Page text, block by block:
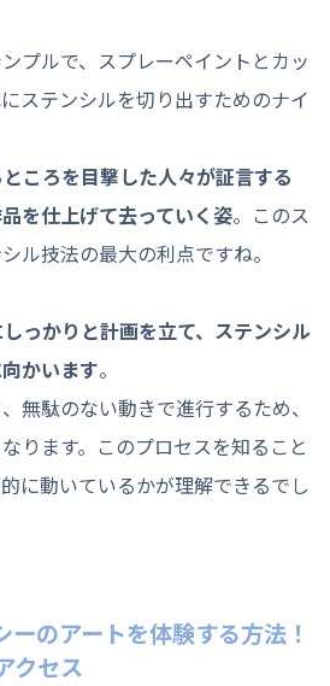
プルで、スプレーペイントとカッ
ステンシルを切り出すためのナイ
ころを目撃した人々が証言する
を仕上げて去っていく姿。このス
ル技法の最大の利点ですね。
っかりと計画を立て、ステンシル
かいます。
無駄のない動きで進行するため、
ります。このプロセスを知ること
に動いているかが理解できるでし
のアートを体験する方法！
クセス